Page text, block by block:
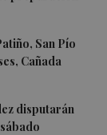
San Pío
Cañada
disputarán